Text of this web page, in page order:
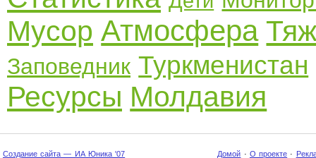
Мусор Атмосфера
Заповедник Туркменистан
Ресурсы Молдавия
Создание сайта — ИА Юника '07 Домой · О проекте ·